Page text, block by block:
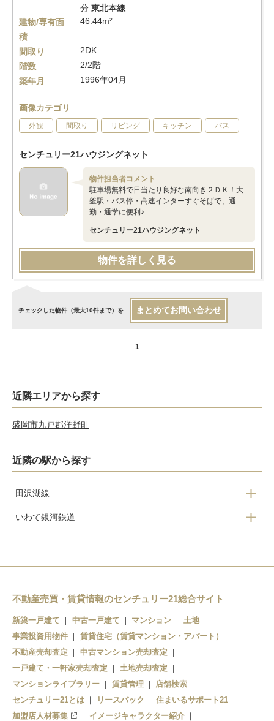
分 東北本線
建物/専有面
積
46.44m²
間取り
2DK
階数
2/2階
築年月
1996年04月
画像カテゴリ
外観 間取り リビング キッチン バス
センチュリー21ハウジングネット
物件担当者コメント
駐車場無料で日当たり良好な南向き２ＤＫ！大
釜駅・バス停・高速インターすぐそばで、通
勤・通学に便利♪
センチュリー21ハウジングネット
物件を詳しく見る
チェックした物件（最大10件まで）を まとめてお問い合わせ
1
近隣エリアから探す
盛岡市九戸郡洋野町
近隣の駅から探す
田沢湖線
大釜駅
いわて銀河鉄道
滝沢駅
不動産売買・賃貸情報のセンチュリー21総合サイト
新築一戸建て 中古一戸建て マンション
土地
事業投資用物件
賃貸住宅（賃貸マンション・アパート）
不動産売却査定
中古マンション売却査定
一戸建て・一軒家売却査定
土地売却査定
マンションライブラリー
賃貸管理
店舗検索
センチュリー21とは
リースバック
住まいるサポート21
加盟店人材募集
イメージキャラクター紹介